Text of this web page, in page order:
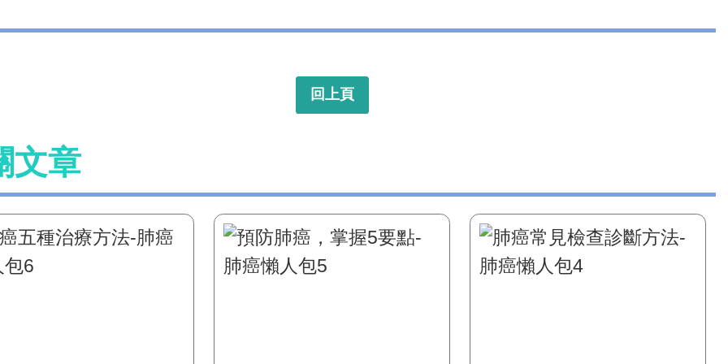
回上頁
文章